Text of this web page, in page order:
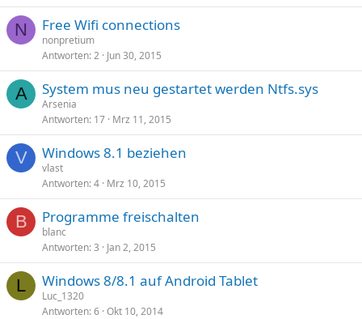
N Free Wifi connections
nonpretium
Antworten 2 Jun 30, 2015
A System mus neu gestartet werden Ntfs.sys
Arsenia
Antworten 17 Mrz 11, 2015
V Windows 8.1 beziehen
vlast
Antworten 4 Mrz 10, 2015
B Programme freischalten
blanc
Antworten 3 Jan 2, 2015
L Windows 8/8.1 auf Android Tablet
Luc_1320
Antworten 6 Okt 10, 2014